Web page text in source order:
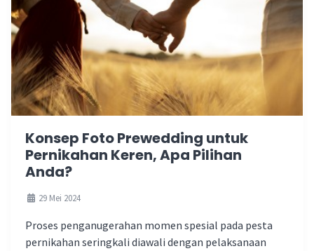
Konsep Foto Prewedding untuk
Pernikahan Keren, Apa Pilihan
Anda?
29 Mei 2024
Proses penganugerahan momen spesial pada pesta
pernikahan seringkali diawali dengan pelaksanaan